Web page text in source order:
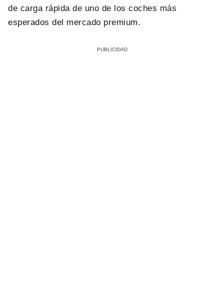
de carga rápida de uno de los coches más
esperados del mercado premium.